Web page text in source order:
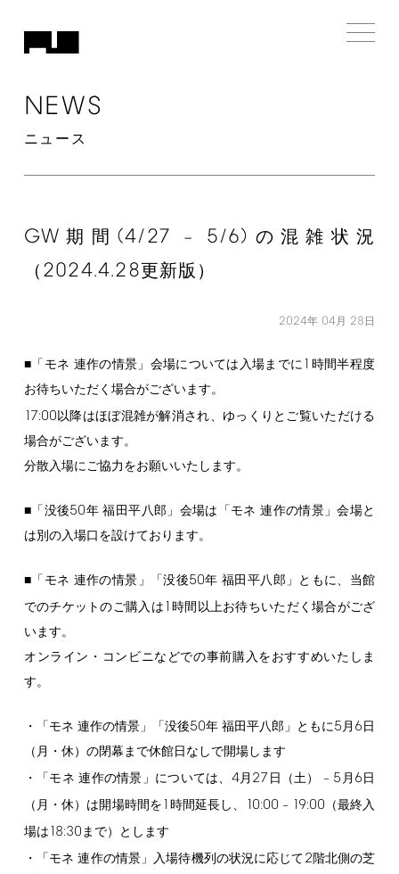
NEWS
ニュース
GW 期間 (4/27 – 5/6) の混雑状況
（ 2024.4.28 更新版）
2024年 04月 28 日
■「モネ 連作の情景」会場については入場までに1 時間半程度
お待ちいただく場合がございます。
17:00以降はほぼ混雑が解消され、ゆっくりとご覧いただける
場合がございます。
分散入場にご協力をお願いいたします。
■「没後50年 福田平八郎」会場は「モネ 連作の情景」会場と
は別の入場口を設けております。
■「モネ 連作の情景」「没後50年 福田平八郎」ともに、当館
でのチケットのご購入は1時間以上お待ちいただく場合がござ
います。
オンライン・コンビニなどでの事前購入をおすすめいたしま
す。
・「モネ 連作の情景」「没後50年 福田平八郎」ともに5月 6日
（月・休）の閉幕まで休館日なしで開場します
・「モネ 連作の情景」については、 4月 27 日（土） – 5月 6日
（月・休）は開場時間を1時間延長し、 10:00 – 19:00 （最終入
場は18:30まで）とします
・「モネ 連作の情景」入場待機列の状況に応じて2階北側の芝